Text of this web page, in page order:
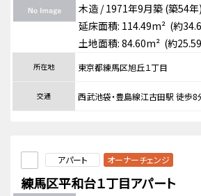
木造 / 1971年9月築 (築54年)
延床面積: 114.49m² (約
土地面積: 84.60m² (約
所在地 東京都練馬区旭丘１丁目
交通 西武池袋・豊島線江古田駅 徒歩8
アパート オーナーチェンジ
練馬区平和台１丁目アパート